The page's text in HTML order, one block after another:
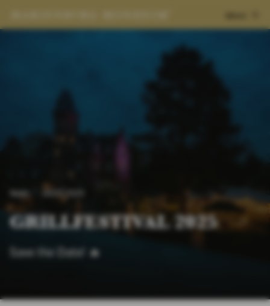
News
GRILLFESTIVAL 2025
Save the Date! 🔥